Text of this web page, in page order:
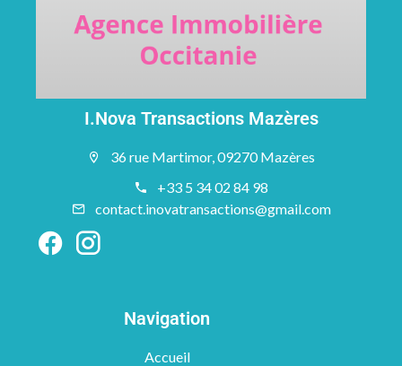
I.Nova Transactions Mazères
36 rue Martimor, 09270 Mazères
+33 5 34 02 84 98
contact.inovatransactions@gmail.com
Navigation
Accueil